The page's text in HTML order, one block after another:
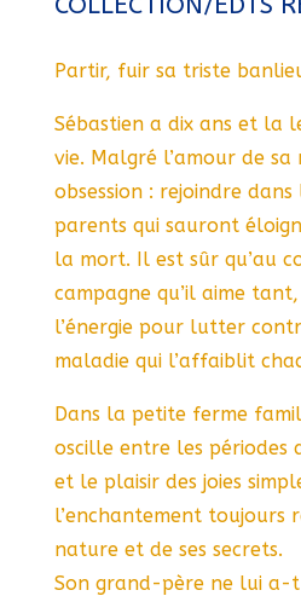
Partir, fuir sa triste
Sébastien a dix ans et la
vie. Malgré l’amour de sa
obsession : rejoindre
parents qui sauront
la mort. Il est sûr qu’au
campagne qu’il aime
l’énergie pour lutter
maladie qui l’affaiblit
Dans la petite ferme
oscille entre les périodes
et le plaisir des joies
l’enchantement toujours
nature et de ses secrets.
Son grand-père ne lui a-